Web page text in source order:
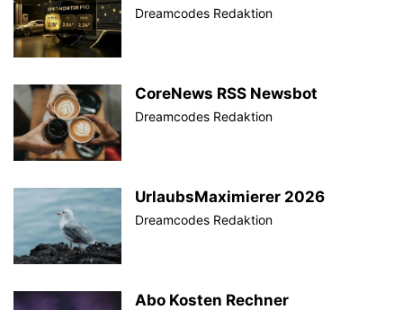
Dreamcodes Redaktion
CoreNews RSS Newsbot
Dreamcodes Redaktion
UrlaubsMaximierer 2026
Dreamcodes Redaktion
Abo Kosten Rechner